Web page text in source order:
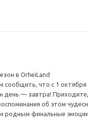
в OrheiLand
сообщить, что с 1
день — завтра!
об этом
родным финальные